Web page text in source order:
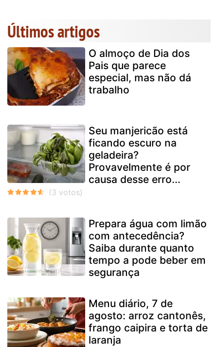
Últimos artigos
O almoço de Dia dos
Pais que parece
especial, mas não dá
trabalho
Seu manjericão está
ficando escuro na
geladeira?
Provavelmente é por
causa desse erro...
Prepara água com limão
com antecedência?
Saiba durante quanto
tempo a pode beber em
segurança
Menu diário, 7 de
agosto: arroz cantonês,
frango caipira e torta de
laranja